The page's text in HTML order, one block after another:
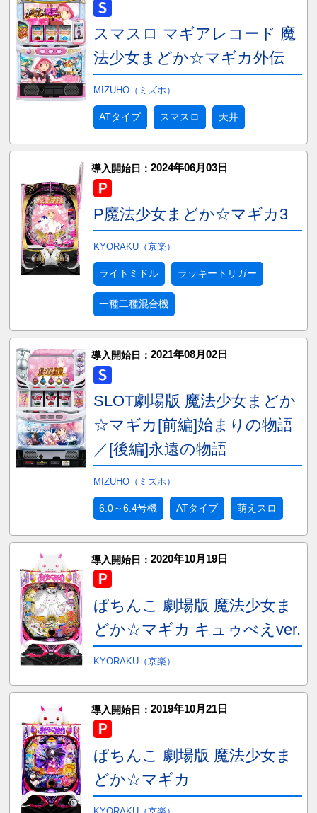
スマスロ マギアレコード 魔
法少女まどか☆マギカ外伝
MIZUHO（ミズホ）
ATタイプ スマスロ 天井
導入開始日： 2024年06月03日
P魔法少女まどか☆マギカ3
KYORAKU（京楽）
ライトミドル ラッキートリガー
一種二種混合機
導入開始日： 2021年08月02日
SLOT劇場版 魔法少女まどか
☆マギカ[前編]始まりの物語
／[後編]永遠の物語
MIZUHO（ミズホ）
6.0～6.4号機 ATタイプ 萌えスロ
導入開始日： 2020年10月19日
ぱちんこ 劇場版 魔法少女ま
どか☆マギカ キュゥべえver.
KYORAKU（京楽）
導入開始日： 2019年10月21日
ぱちんこ 劇場版 魔法少女ま
どか☆マギカ